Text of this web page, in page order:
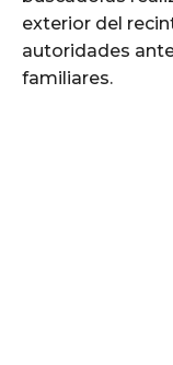
exterior del
autoridades
familiares.